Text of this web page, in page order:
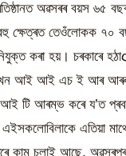
অৱসৰৰ বয়স ৬৫
ক্ষেত্ৰত তেওঁলোকক ৭০
কৰা হয়। চৰকাৰে
আই আই এচ ই আৰ আৰু
টি আৰম্ভ কৰে য’ত
এতিয়া
কাম চলাই আছে,